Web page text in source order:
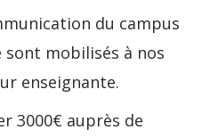
du campus
sont mobilisés à nos
enseignante.
3000€ auprès de